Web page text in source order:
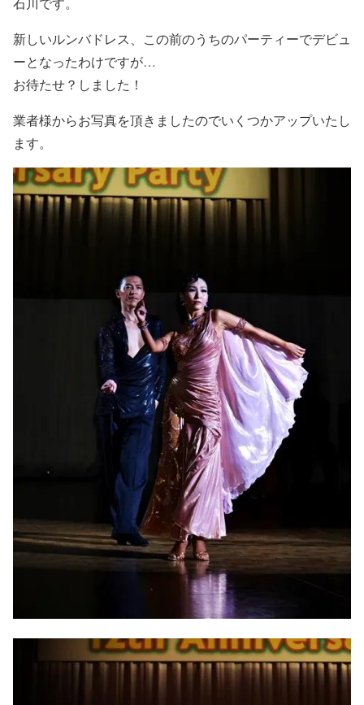
新しいルンバドレス、この前のうちのパーティーでデビュ
ーとなったわけですが…
お待たせ？しました！
業者様からお写真を頂きましたのでいくつかアップいたし
ます。